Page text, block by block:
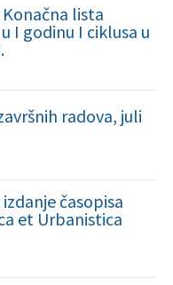
lista
I godinu I ciklusa u
radova, juli
časopisa
et Urbanistica